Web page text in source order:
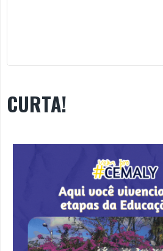
CURTA!